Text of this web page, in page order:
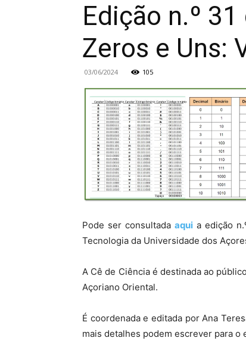
Edição n.º
Zeros e Uns:
03/06/2024 105
Pode ser consultadaaqui a edição
Tecnologia da Universidade dos
A Cê de Ciência é destinada ao
Açoriano Oriental.
É coordenada e editada por Ana
mais detalhes podem escrever para o